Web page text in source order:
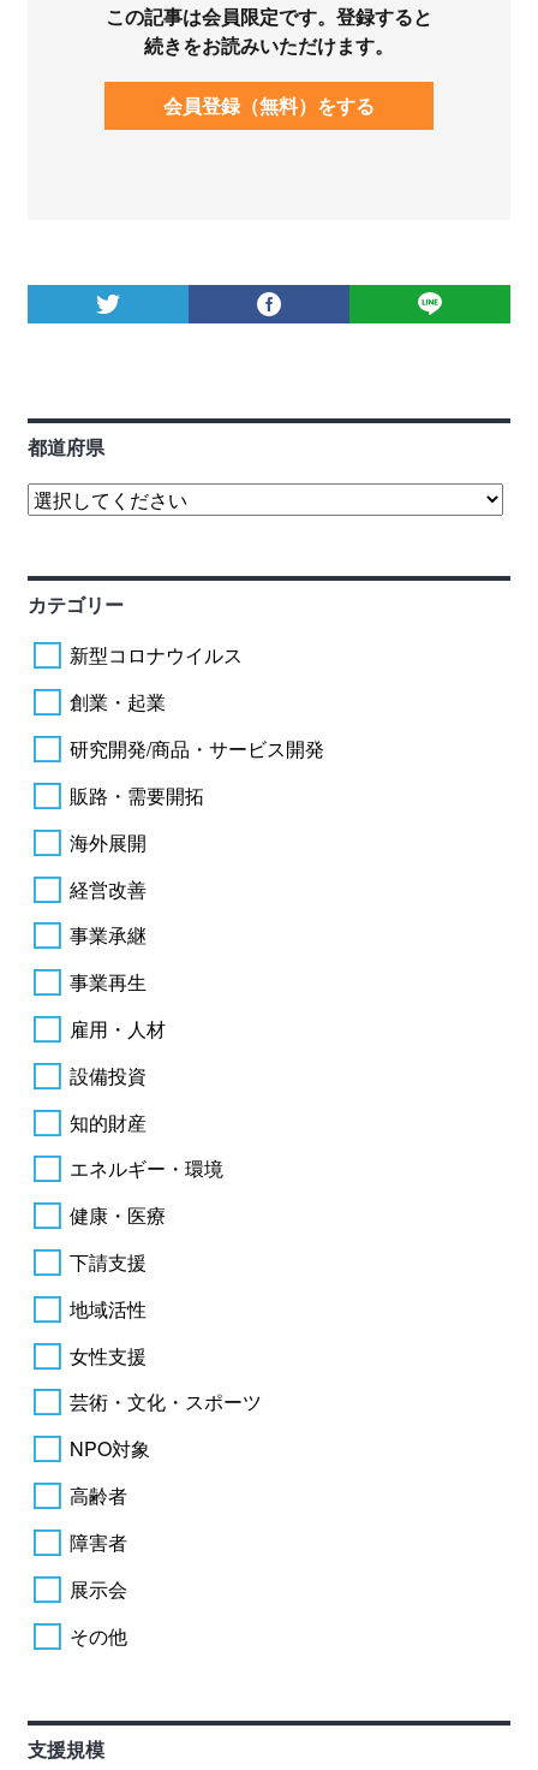
この記事は会員限定です。登録すると
続きをお読みいただけます。
会員登録（無料）をする
都道府県
カテゴリー
新型コロナウイルス
創業・起業
研究開発/商品・サービス開発
販路・需要開拓
海外展開
経営改善
事業承継
事業再生
雇用・人材
設備投資
知的財産
エネルギー・環境
健康・医療
下請支援
地域活性
女性支援
芸術・文化・スポーツ
NPO対象
高齢者
障害者
展示会
その他
支援規模